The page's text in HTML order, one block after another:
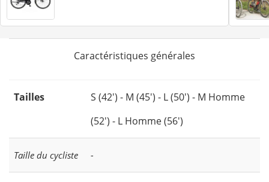
Caractéristiques générales
Tailles
S (42') - M (45') - L (50') - M Homme
(52') - L Homme (56')
Taille du cycliste -